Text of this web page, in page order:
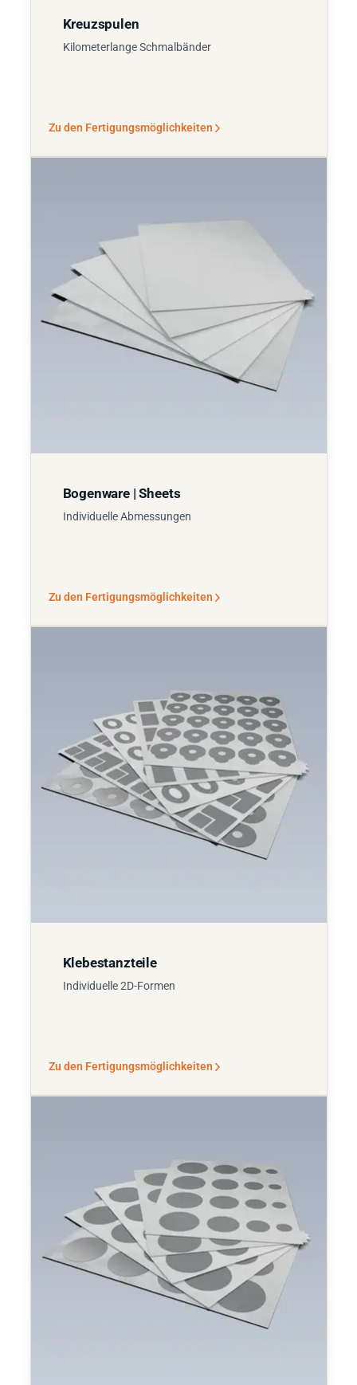
Kreuzspulen
Kilometerlange Schmalbänder
Zu den Fertigungsmöglichkeiten
Bogenware | Sheets
Individuelle Abmessungen
Zu den Fertigungsmöglichkeiten
Klebestanzteile
Individuelle 2D-Formen
Zu den Fertigungsmöglichkeiten